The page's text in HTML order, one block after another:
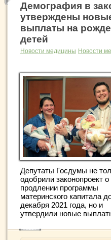
Демография в
утверждены
выплаты на
детей
Новости медицины Новости
Депутаты Госдумы не
одобрили законопроект о
продлении программы
материнского капитала
декабря 2021 года, но и
утвердили новые